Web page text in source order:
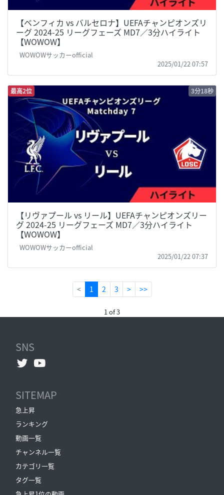
【ベンフィカ vs バルセロナ】UEFAチャンピオンズリ
ーグ 2024-25 リーグフェーズ MD7／3分ハイライト
【WOWOW】
WOWOWサッカーofficial
2025/01/22 07:57
最高2位 3分18秒
【リヴァプール vs リール】UEFAチャンピオンズリー
グ 2024-25 リーグフェーズ MD7／3分ハイライト
【WOWOW】
WOWOWサッカーofficial
2025/01/22 07:37
< 1 (current)
2 3 > >>
1 of 3
SNS
SITEMAP
急上昇
ランキング
動画一覧
チャンネル一覧
カテゴリ一覧
タグ一覧